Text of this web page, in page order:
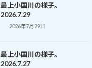
最上小国川の様子。
2026.7.29
2026年7月29日
最上小国川の様子。
2026.7.27